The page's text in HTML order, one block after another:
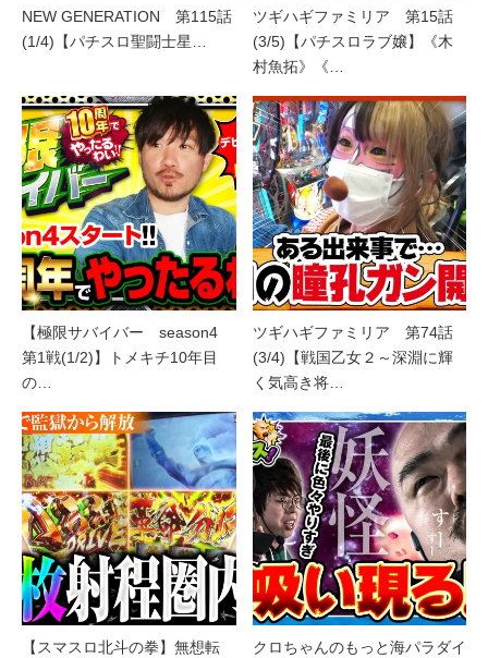
NEW GENERATION 第115話
(1/4)【パチスロ聖闘士星…
ツギハギファミリア 第15話
(3/5)【パチスロラブ嬢】《木
村魚拓》《…
【極限サバイバー season4
第1戦(1/2)】トメキチ10年目
の…
ツギハギファミリア 第74話
(3/4)【戦国乙女２～深淵に輝
く気高き将…
【スマスロ北斗の拳】無想転
クロちゃんのもっと海パラダイ